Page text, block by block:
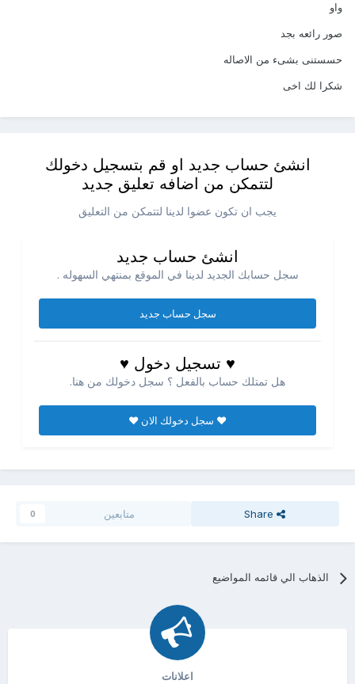
واو
صور رائعه بجد
حسستنى بشىء من الاصاله
شكرا لك اخى
انشئ حساب جديد او قم بتسجيل دخولك
لتتمكن من اضافه تعليق جديد
يجب ان تكون عضوا لدينا لتتمكن من التعليق
انشئ حساب جديد
سجل حسابك الجديد لدينا في الموقع بمنتهي السهوله .
سجل حساب جديد
♥ تسجيل دخول ♥
هل تمتلك حساب بالفعل ؟ سجل دخولك من هنا.
♥ سجل دخولك الان ♥
Share متابعين 0
الذهاب الي قائمه المواضيع
اعلانات